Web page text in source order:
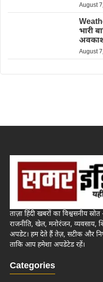
August
भारी
August
ताज़ा हिंदी खबरों का विश्वसनीय स्रोत
राजनीति, खेल, मनोरंजन, व्यवसाय,
अपडेट। हम देते हैं तेज़, सटीक और
ताकि आप हमेशा अपडेटेड रहें।
Categories